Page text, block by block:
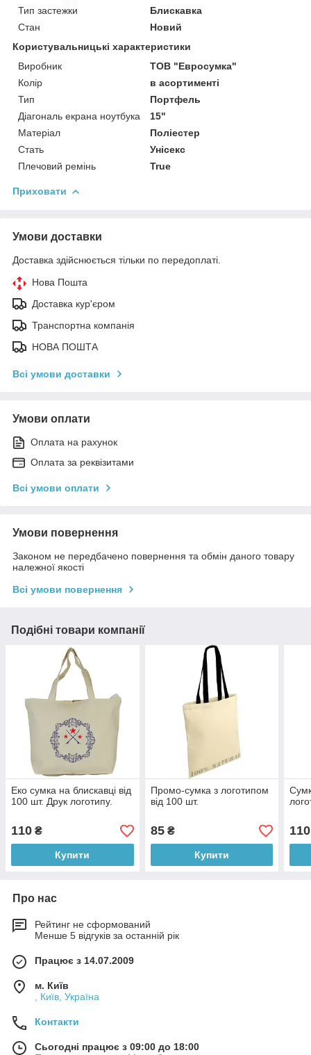
Тип застежки
Блискавка
Стан
Новий
Користувальницькі характеристики
Виробник
ТОВ "Евросумка"
Колір
в асортименті
Тип
Портфель
Діагональ екрана ноутбука
15"
Матеріал
Поліестер
Стать
Унісекс
Плечовий ремінь
True
Приховати
Умови доставки
Доставка здійснюється тільки по передоплаті.
Нова Пошта
Доставка кур'єром
Транспортна компанія
НОВА ПОШТА
Всі умови доставки
Умови оплати
Оплата на рахунок
Оплата за реквізитами
Всі умови оплати
Умови повернення
Законом не передбачено повернення та обмін даного товару
належної якості
Всі умови повернення
Подібні товари компанії
Еко сумка на блискавці від
100 шт. Друк логотипу.
110 ₴
Купити
Промо-сумка з логотипом
від 100 шт.
85₴
Купити
110
Про нас
Рейтинг не сформований
Менше 5 відгуків за останній рік
Працює з 14.07.2009
м. Київ
, Київ, Україна
Контакти
Сьогодні працює з 09:00 до 18:00